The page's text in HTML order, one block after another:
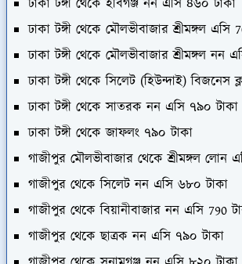
ঢাকা টঙ্গী থেকে হবিগঞ্জ নন এসি ৪৬০ টাকা
ঢাকা টঙ্গী থেকে মৌলভীবাজার শ্রীমঙ্গল এসি
ঢাকা টঙ্গী থেকে মৌলভীবাজার শ্রীমঙ্গল নন
ঢাকা টঙ্গী থেকে সিলেট (হিউন্দাই) বিজনেস
ঢাকা টঙ্গী থেকে সাতরক নন এসি ৭৯০ টাকা
ঢাকা টঙ্গী থেকে জাফলং ৭৯০ টাকা
গাজীপুর মৌলভীবাজার থেকে শ্রীমঙ্গল লোন
গাজীপুর থেকে সিলেট নন এসি ৬৮০ টাকা
গাজীপুর থেকে বিয়ানীবাজার নন এসি 790
গাজীপুর থেকে ছাত্রক নন এসি ৭৯০ টাকা